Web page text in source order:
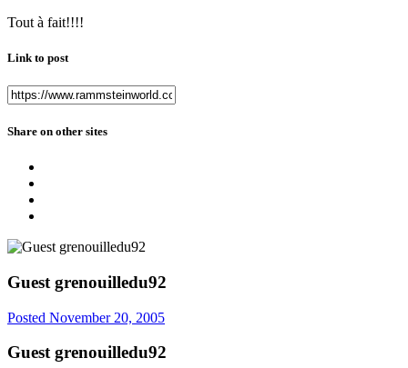
Tout à fait!!!!
Link to post
Share on other sites
Guest grenouilledu92
Posted November 20, 2005
Guest grenouilledu92